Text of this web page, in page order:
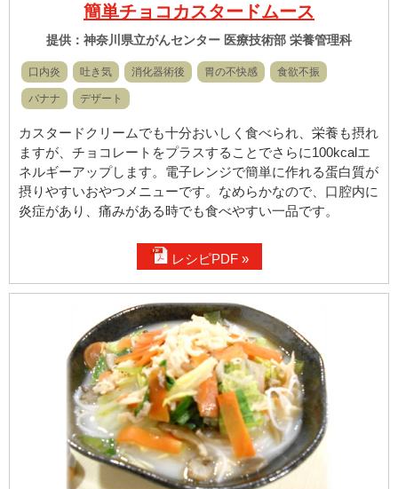
簡単チョコカスタードムース
提供：神奈川県立がんセンター 医療技術部 栄養管理科
口内炎 吐き気 消化器術後 胃の不快感 食欲不振
バナナ デザート
カスタードクリームでも十分おいしく食べられ、栄養も摂れ
ますが、チョコレートをプラスすることでさらに100kcalエ
ネルギーアップします。電子レンジで簡単に作れる蛋白質が
摂りやすいおやつメニューです。なめらかなので、口腔内に
炎症があり、痛みがある時でも食べやすい一品です。
レシピPDF »